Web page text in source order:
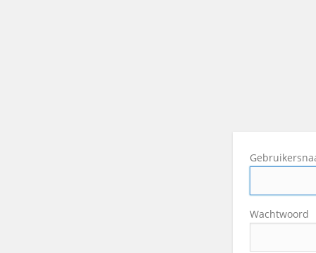
Wachtwoord